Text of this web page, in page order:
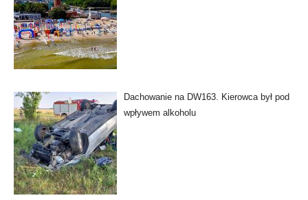
Dachowanie na DW163. Kierowca był pod
wpływem alkoholu